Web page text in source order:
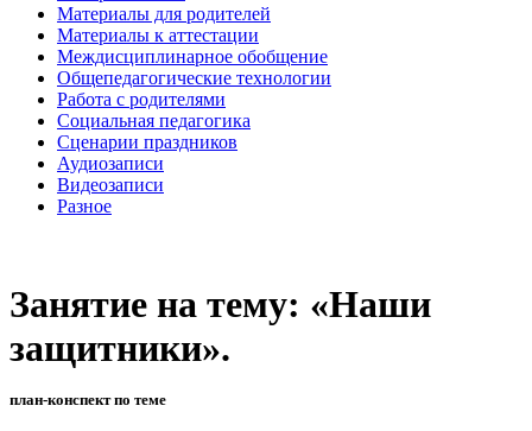
Материалы для родителей
Материалы к аттестации
Междисциплинарное обобщение
Общепедагогические технологии
Работа с родителями
Социальная педагогика
Сценарии праздников
Аудиозаписи
Видеозаписи
Разное
Занятие на тему: «Наши
защитники».
план-конспект по теме